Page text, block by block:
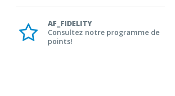
AF_FIDELITY
Consultez notre programme de
points!